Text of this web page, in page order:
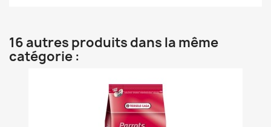
16 autres produits dans la même
catégorie :